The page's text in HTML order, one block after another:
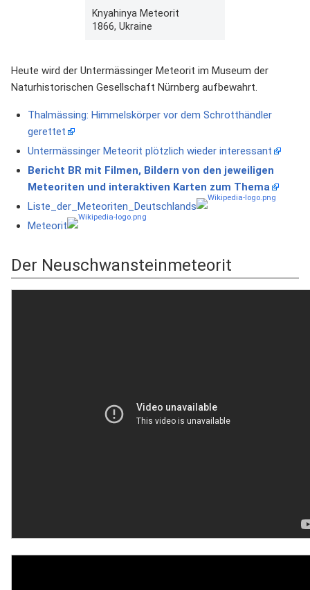
Knyahinya Meteorit
1866, Ukraine
Heute wird der Untermässinger Meteorit im Museum der
Naturhistorischen Gesellschaft Nürnberg aufbewahrt.
Thalmässing: Himmelskörper vor dem Schrotthändler
gerettet
Untermässinger Meteorit plötzlich wieder interessant
Bericht BR mit Filmen, Bildern von den jeweiligen
Meteoriten und interaktiven Karten zum Thema
Liste_der_Meteoriten_Deutschlands
Meteorit
Der Neuschwansteinmeteorit